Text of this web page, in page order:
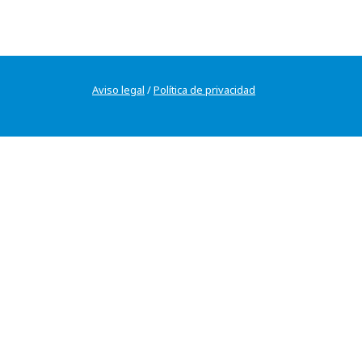
Aviso legal /Política de privacidad